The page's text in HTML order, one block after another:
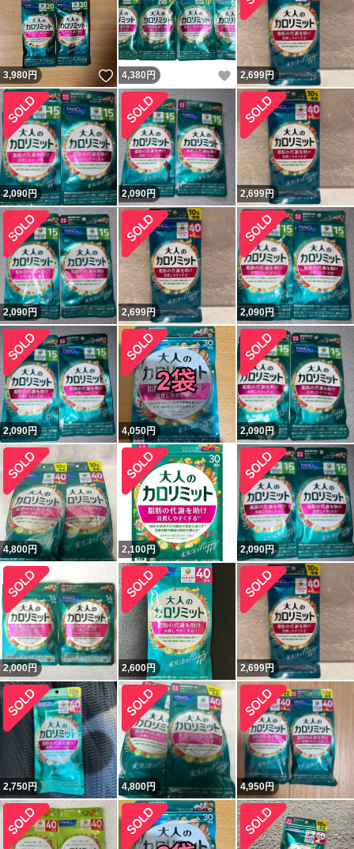
3,980円 いいね！
4,380 円 いいね！
2,699円
2,090円 2,090円 2,699円
2,090円 2,699円 2,090円
2,090円 4,050円 2,090円
4,800円 2,100円 2,090円
2,000円 2,600円 2,699円
2,750円 4,800円 4,950円